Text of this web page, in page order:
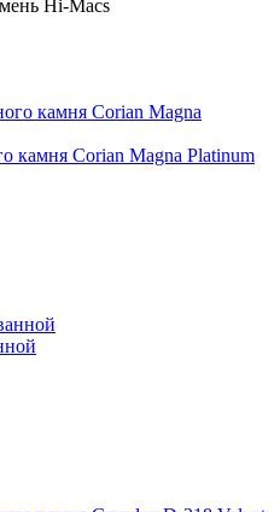
Hi-Macs
камня Corian Magna Platinum